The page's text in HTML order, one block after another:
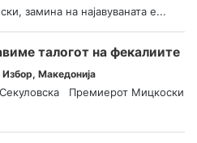
замина на најавуваната е...
талогот на фекалиите
Избор, Македонија
Премиерот Мицкоски